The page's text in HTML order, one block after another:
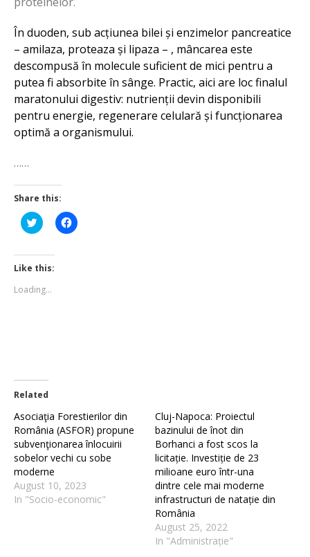
În duoden, sub acțiunea bilei și enzimelor pancreatice
– amilaza, proteaza și lipaza – , mâncarea este
descompusă în molecule suficient de mici pentru a
putea fi absorbite în sânge. Practic, aici are loc finalul
maratonului digestiv: nutrienții devin disponibili
pentru energie, regenerare celulară și funcționarea
optimă a organismului.
……
Share this:
Click
to
Twitter
(Opens
in
window)
Click
to
Like this:
Loading...
Related
Asociaţia Forestierilor din
România (ASFOR) propune
subvenţionarea înlocuirii
sobelor vechi cu sobe
moderne
August 10, 2023
In "Socio-economic"
Cluj-Napoca: Proiectul
bazinului de înot din
Borhanci a fost scos la
licitație. Investiție de 23
milioane euro într-una
dintre cele mai moderne
infrastructuri de natație din
România
August 25, 2022
In "Administrație"